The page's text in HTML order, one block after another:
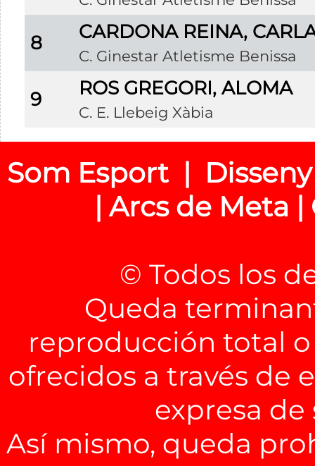
8 CARDONA REINA,
C. Ginestar Atletisme Benissa
9 ROS GREGORI, ALOMA
C. E. Llebeig Xàbia
Som Esport |
| Arcs de Meta
© Todos los
Queda
reproducción total
ofrecidos a través de
expresa
Así mismo, queda